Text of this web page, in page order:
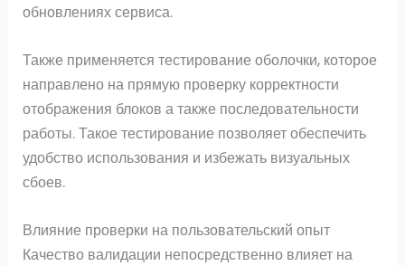
обновлениях сервиса.
Также применяется тестирование оболочки, которое
направлено на прямую проверку корректности
отображения блоков а также последовательности
работы. Такое тестирование позволяет обеспечить
удобство использования и избежать визуальных
сбоев.
Влияние проверки на пользовательский опыт
Качество валидации непосредственно влияет на